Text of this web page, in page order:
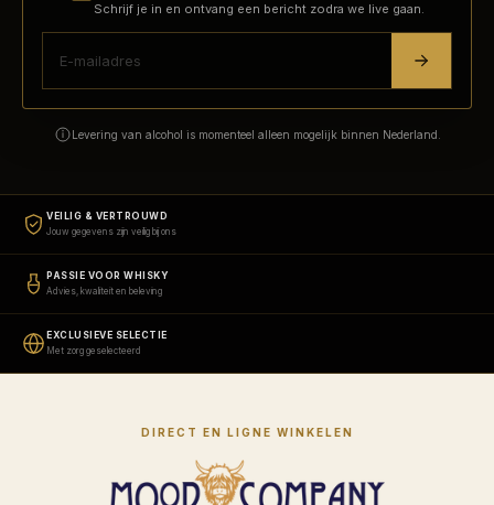
Schrijf je in en ontvang een bericht zodra we live gaan.
Levering van alcohol is momenteel alleen mogelijk binnen Nederland.
VEILIG & VERTROUWD
Jouw gegevens zijn veilig bij ons
PASSIE VOOR WHISKY
Advies, kwaliteit en beleving
EXCLUSIEVE SELECTIE
Met zorg geselecteerd
DIRECT EN LIGNE WINKELEN